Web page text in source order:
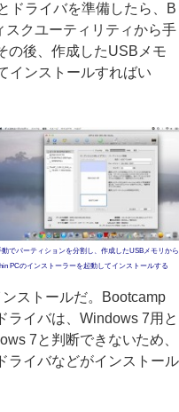
ドライバを準備したら、B
クユーティリティから手
の後、作成したUSBメモ
インストールすればい
動でパーティションを分割し、作成したUSBメモリか
PCのインストーラーを起動してインストールする
ストールだ。Bootcamp
ライバは、Windows 7用と
7と判断できないため、
ライバなどがインストール